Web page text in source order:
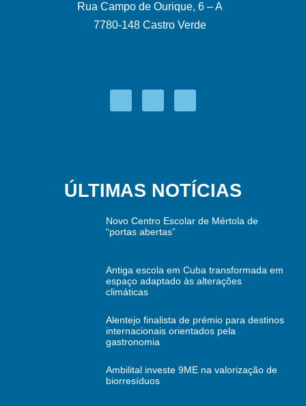
Rua Campo de Ourique, 6 – A
7780-148 Castro Verde
ÚLTIMAS NOTÍCIAS
Novo Centro Escolar de Mértola de
“portas abertas”
Antiga escola em Cuba transformada em
espaço adaptado às alterações
climáticas
Alentejo finalista de prémio para destinos
internacionais orientados pela
gastronomia
Ambilital investe 9ME na valorização de
biorresíduos